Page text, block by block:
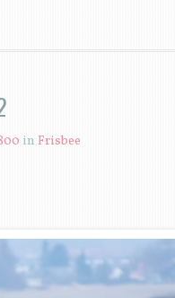
in Frisbee